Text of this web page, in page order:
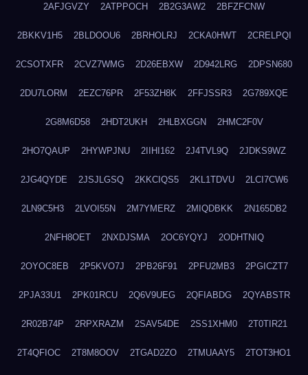
2AFJGVZY 2ATPPOCH 2B2G3AW2 2BFZFCNW
2BKKV1H5 2BLDOOU6 2BRHOLRJ 2CKA0HWT 2CRELPQI
2CSOTXFR 2CVZ7WMG 2D26EBXW 2D942LRG 2DPSN680
2DU7LORM 2EZC76PR 2F53ZH8K 2FFJSSR3 2G789XQE
2G8M6D58 2HDT2UKH 2HLBXGGN 2HMC2F0V
2HO7QAUP 2HYWPJNU 2IIHI162 2J4TVL9Q 2JDKS9WZ
2JG4QYDE 2JSJLGSQ 2KKCIQS5 2KL1TDVU 2LCI7CW6
2LN9C5H3 2LVOI55N 2M7YMERZ 2MIQDBKK 2N165DB2
2NFH8OET 2NXDJSMA 2OC6YQYJ 2ODHTNIQ
2OYOC8EB 2P5KVO7J 2PB26F91 2PFU2MB3 2PGICZT7
2PJA33U1 2PK01RCU 2Q6V9UEG 2QFIABDG 2QYABSTR
2R02B74P 2RPXRAZM 2SAV54DE 2SS1XHM0 2T0TIR21
2T4QFIOC 2T8M8OOV 2TGAD2ZO 2TMUAAY5 2TOT3HO1